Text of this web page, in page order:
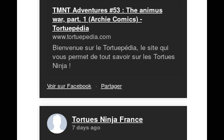
TMNT Adventures #53 : The animus
war, part. 1 (Archie Comics) -
Tortuepédia
www.tortuepedia.com
Bienvenue sur le Tortuepédia, le site qui
vous permet de tout savoir sur les Tortues
Ninja !
Voir sur Facebook · Partager
Tortues Ninja France
7 days ago